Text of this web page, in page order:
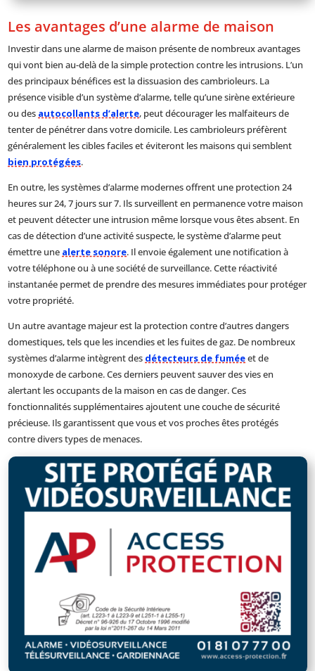
Les avantages d’une alarme de maison
Investir dans une alarme de maison présente de nombreux avantages
qui vont bien au-delà de la simple protection contre les intrusions. L’un
des principaux bénéfices est la dissuasion des cambrioleurs. La
présence visible d’un système d’alarme, telle qu’une sirène extérieure
ou des autocollants d’alerte, peut décourager les malfaiteurs de
tenter de pénétrer dans votre domicile. Les cambrioleurs préfèrent
généralement les cibles faciles et éviteront les maisons qui semblent
bien protégées.
En outre, les systèmes d’alarme modernes offrent une protection 24
heures sur 24, 7 jours sur 7. Ils surveillent en permanence votre maison
et peuvent détecter une intrusion même lorsque vous êtes absent. En
cas de détection d’une activité suspecte, le système d’alarme peut
émettre une alerte sonore. Il envoie également une notification à
votre téléphone ou à une société de surveillance. Cette réactivité
instantanée permet de prendre des mesures immédiates pour protéger
votre propriété.
Un autre avantage majeur est la protection contre d’autres dangers
domestiques, tels que les incendies et les fuites de gaz. De nombreux
systèmes d’alarme intègrent des détecteurs de fuméeet de
monoxyde de carbone. Ces derniers peuvent sauver des vies en
alertant les occupants de la maison en cas de danger. Ces
fonctionnalités supplémentaires ajoutent une couche de sécurité
précieuse. Ils garantissent que vous et vos proches êtes protégés
contre divers types de menaces.